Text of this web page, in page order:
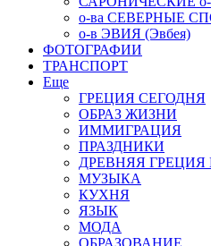
о-ва СЕВЕРНЫЕ
о-в ЭВИЯ (Эвбея)
ФОТОГРАФИИ
ТРАНСПОРТ
Еще
ГРЕЦИЯ СЕГОДНЯ
ОБРАЗ ЖИЗНИ
ИММИГРАЦИЯ
ПРАЗДНИКИ
ДРЕВНЯЯ
МУЗЫКА
КУХНЯ
ЯЗЫК
МОДА
ОБРАЗОВАНИЕ